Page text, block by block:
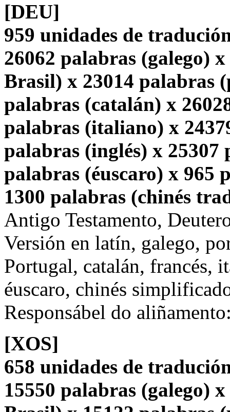
[DEU]
959 unidades de
26062 palabras (galego)
Brasil) x 23014 palabras
palabras (catalán) x
palabras (italiano) x
palabras (inglés) x 25307
palabras (éuscaro) x 965
1300 palabras (chinés
Antigo Testamento,
Versión en latín, galego,
Portugal, catalán, francés,
éuscaro, chinés
Responsábel do
[XOS]
658 unidades de
15550 palabras (galego)